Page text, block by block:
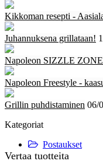
Kikkoman resepti -
Juhannuksena grillataan!
Napoleon SIZZLE
Napoleon Freestyle -
Grillin puhdistaminen 06/
Kategoriat
Postaukset
Vertaa tuotteita